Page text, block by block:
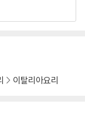
이탈리아요리